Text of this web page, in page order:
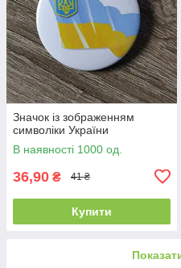
Значок із зображенням
символіки України
В наявності 1000 од.
36,90 ₴ 41 ₴
Купити